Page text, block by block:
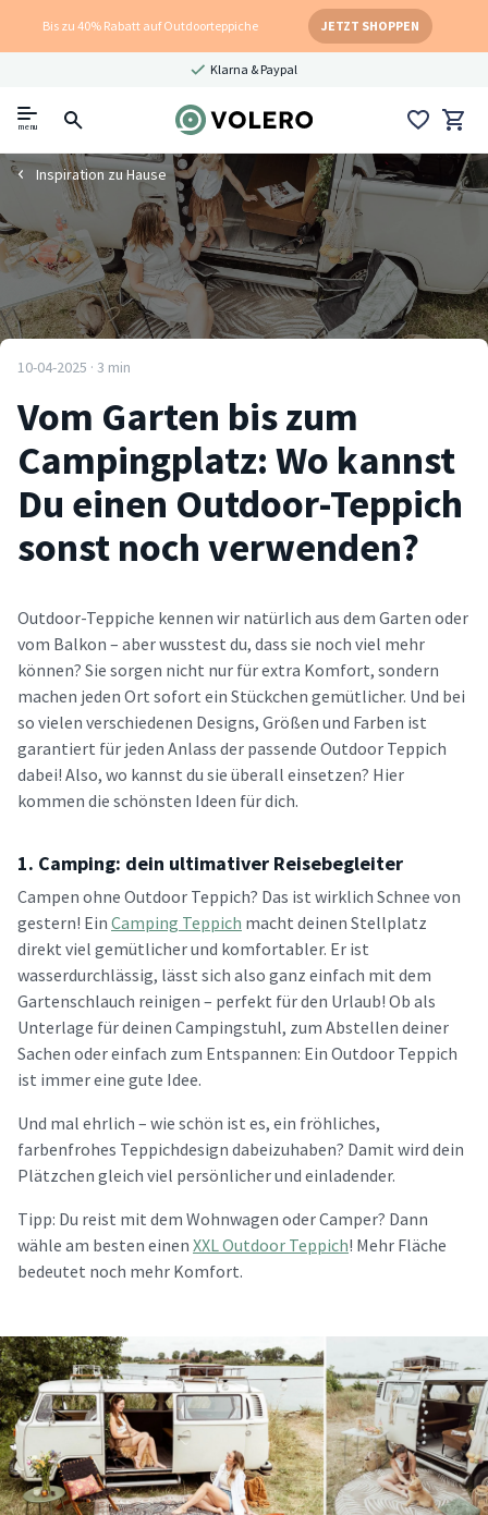
Bis zu 40% Rabatt auf Outdoorteppiche JETZT SHOPPEN
Klarna & Paypal
menu
Inspiration zu Hause
10-04-2025 · 3 min
Vom Garten bis zum
Campingplatz: Wo kannst
Du einen Outdoor-Teppich
sonst noch verwenden?
Outdoor-Teppiche kennen wir natürlich aus dem Garten oder
vom Balkon – aber wusstest du, dass sie noch viel mehr
können? Sie sorgen nicht nur für extra Komfort, sondern
machen jeden Ort sofort ein Stückchen gemütlicher. Und bei
so vielen verschiedenen Designs, Größen und Farben ist
garantiert für jeden Anlass der passende Outdoor Teppich
dabei! Also, wo kannst du sie überall einsetzen? Hier
kommen die schönsten Ideen für dich.
1. Camping: dein ultimativer Reisebegleiter
Campen ohne Outdoor Teppich? Das ist wirklich Schnee von
gestern! Ein Camping Teppich macht deinen Stellplatz
direkt viel gemütlicher und komfortabler. Er ist
wasserdurchlässig, lässt sich also ganz einfach mit dem
Gartenschlauch reinigen – perfekt für den Urlaub! Ob als
Unterlage für deinen Campingstuhl, zum Abstellen deiner
Sachen oder einfach zum Entspannen: Ein Outdoor Teppich
ist immer eine gute Idee.
Und mal ehrlich – wie schön ist es, ein fröhliches,
farbenfrohes Teppichdesign dabeizuhaben? Damit wird dein
Plätzchen gleich viel persönlicher und einladender.
Tipp: Du reist mit dem Wohnwagen oder Camper? Dann
wähle am besten einen XXL Outdoor Teppich! Mehr Fläche
bedeutet noch mehr Komfort.